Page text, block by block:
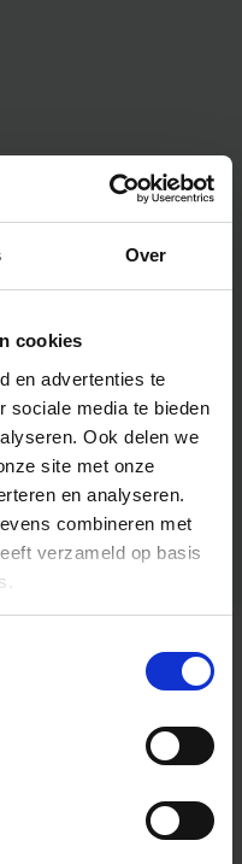
Over
cookies
en advertenties te
sociale media te bieden
Ook delen we
site met onze
en analyseren.
combineren met
verzameld op basis